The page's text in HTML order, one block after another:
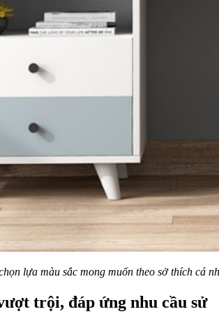
lựa màu sắc mong muốn theo sở thích cá
trội, đáp ứng nhu cầu sử